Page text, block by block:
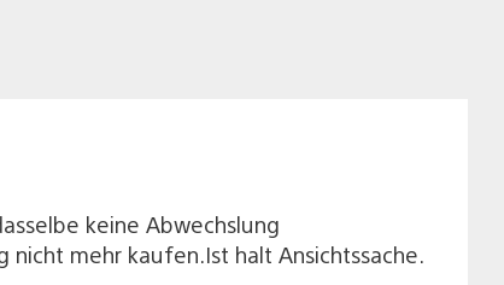
keine Abwechslung
mehr kaufen.Ist halt Ansichtssache.